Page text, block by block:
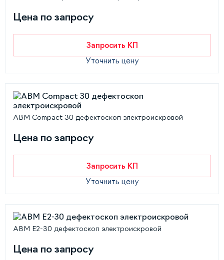
Цена по запросу
Запросить КП
Уточнить цену
АВМ Compact 30 дефектоскоп электроискровой
Цена по запросу
Запросить КП
Уточнить цену
АВМ Е2-30 дефектоскоп электроискровой
Цена по запросу